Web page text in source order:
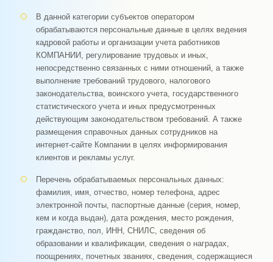
В данной категории субъектов оператором
обрабатываются персональные данные в целях ведения
кадровой работы и организации учета работников
КОМПАНИИ, регулирование трудовых и иных,
непосредственно связанных с ними отношений, а также
выполнение требований трудового, налогового
законодательства, воинского учета, государственного
статистического учета и иных предусмотренных
действующим законодательством требований. А также
размещения справочных данных сотрудников на
интернет-сайте Компании в целях информирования
клиентов и рекламы услуг.
Перечень обрабатываемых персональных данных:
фамилия, имя, отчество, номер телефона, адрес
электронной почты, паспортные данные (серия, номер,
кем и когда выдан), дата рождения, место рождения,
гражданство, пол, ИНН, СНИЛС, сведения об
образовании и квалификации, сведения о наградах,
поощрениях, почетных званиях, сведения, содержащиеся